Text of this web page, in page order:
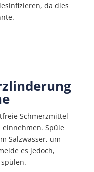
da dies
Schmerzmittel
einnehmen. Spüle
Salzwasser, um
es jedoch,